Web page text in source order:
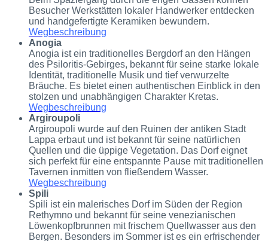
Besucher Werkstätten lokaler Handwerker entdecken
und handgefertigte Keramiken bewundern.
Wegbeschreibung
Anogia
Anogia ist ein traditionelles Bergdorf an den Hängen
des Psiloritis-Gebirges, bekannt für seine starke lokale
Identität, traditionelle Musik und tief verwurzelte
Bräuche. Es bietet einen authentischen Einblick in den
stolzen und unabhängigen Charakter Kretas.
Wegbeschreibung
Argiroupoli
Argiroupoli wurde auf den Ruinen der antiken Stadt
Lappa erbaut und ist bekannt für seine natürlichen
Quellen und die üppige Vegetation. Das Dorf eignet
sich perfekt für eine entspannte Pause mit traditionellen
Tavernen inmitten von fließendem Wasser.
Wegbeschreibung
Spili
Spili ist ein malerisches Dorf im Süden der Region
Rethymno und bekannt für seine venezianischen
Löwenkopfbrunnen mit frischem Quellwasser aus den
Bergen. Besonders im Sommer ist es ein erfrischender